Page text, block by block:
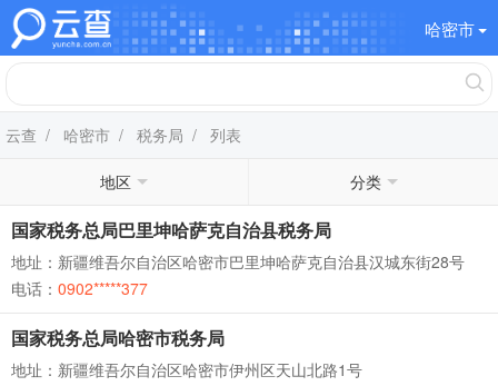
哈密市
云查 / 哈密市 / 税务局 / 列表
地区 分类
国家税务总局巴里坤哈萨克自治县税务局
地址：新疆维吾尔自治区哈密市巴里坤哈萨克自治县汉城东街28号
电话： 0902*****377
国家税务总局哈密市税务局
地址：新疆维吾尔自治区哈密市伊州区天山北路1号